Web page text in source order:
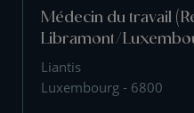
Médecin du travail
Libramont/
Liantis
Luxembourg - 6800